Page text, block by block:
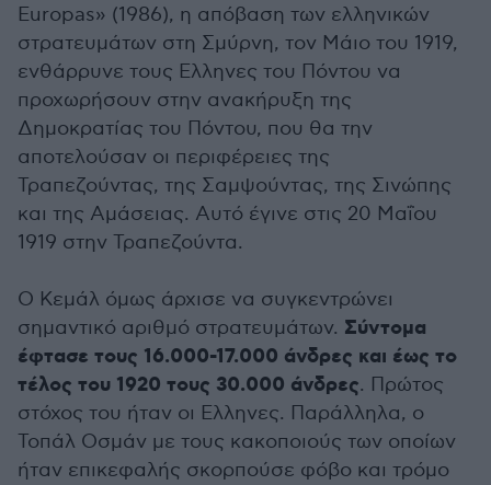
Europas» (1986), η απόβαση των ελληνικών
στρατευμάτων στη Σμύρνη, τον Μάιο του 1919,
ενθάρρυνε τους Ελληνες του Πόντου να
προχωρήσουν στην ανακήρυξη της
Δημοκρατίας του Πόντου, που θα την
αποτελούσαν οι περιφέρειες της
Τραπεζούντας, της Σαμψούντας, της Σινώπης
και της Αμάσειας. Αυτό έγινε στις 20 Μαΐου
1919 στην Τραπεζούντα.
Ο Κεμάλ όμως άρχισε να συγκεντρώνει
σημαντικό αριθμό στρατευμάτων. Σύντομα
έφτασε τους 16.000-17.000 άνδρες και έως το
τέλος του 1920 τους 30.000 άνδρες. Πρώτος
στόχος του ήταν οι Ελληνες. Παράλληλα, ο
Τοπάλ Οσμάν με τους κακοποιούς των οποίων
ήταν επικεφαλής σκορπούσε φόβο και τρόμο